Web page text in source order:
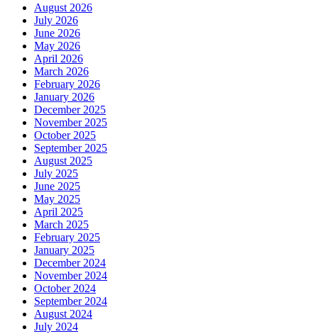
August 2026
July 2026
June 2026
May 2026
April 2026
March 2026
February 2026
January 2026
December 2025
November 2025
October 2025
September 2025
August 2025
July 2025
June 2025
May 2025
April 2025
March 2025
February 2025
January 2025
December 2024
November 2024
October 2024
September 2024
August 2024
July 2024